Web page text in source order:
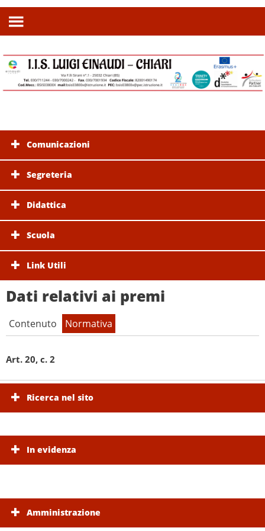
Comunicazioni
Segreteria
Didattica
Scuola
Link Utili
Dati relativi ai premi
Contenuto Normativa
Art. 20, c. 2
Ricerca nel sito
In evidenza
Amministrazione